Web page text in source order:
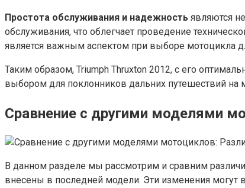
Простота обслуживания и надежность являются
обслуживания, что облегчает проведение
является важным аспектом при выборе мотоцикла
Таким образом, Triumph Thruxton 2012, с его
выбором для поклонников дальних путешествий на
Сравнение с другими моделями
В данном разделе мы рассмотрим и сравним
внесены в последней модели. Эти изменения могут